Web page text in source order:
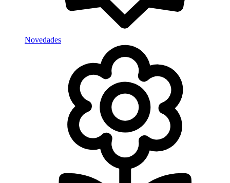
Novedades